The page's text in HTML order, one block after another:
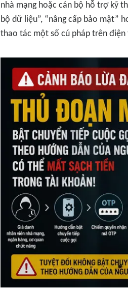
nhà mạng hoặc cán bộ hỗ trợ kỹ
bộ dữ liệu”, “nâng cấp bảo mật”
thao tác một số cú pháp trên